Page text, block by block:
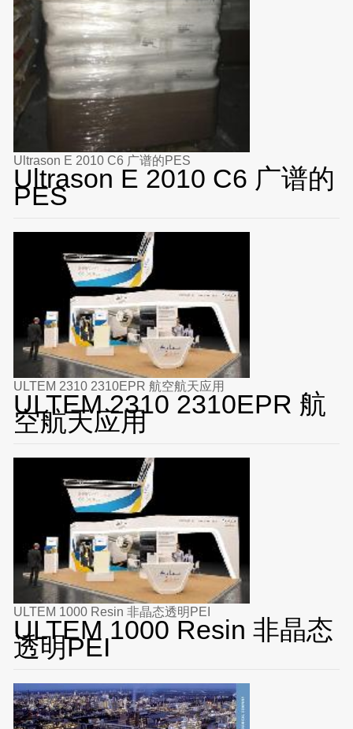
Ultrason E 2010 C6 广谱的PES
Ultrason E 2010 C6 广谱的
PES
ULTEM 2310 2310EPR 航空航天应用
ULTEM 2310 2310EPR 航
空航天应用
ULTEM 1000 Resin 非晶态透明PEI
ULTEM 1000 Resin 非晶态
透明PEI